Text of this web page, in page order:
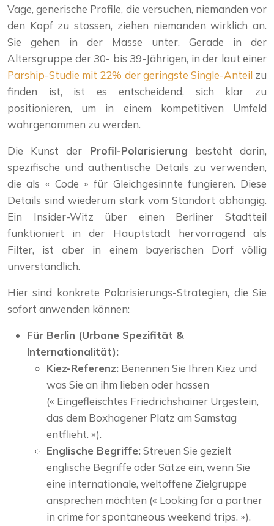
Vage, generische Profile, die versuchen, niemanden vor
den Kopf zu stossen, ziehen niemanden wirklich an.
Sie gehen in der Masse unter. Gerade in der
Altersgruppe der 30- bis 39-Jährigen, in der laut einer
Parship-Studie mit 22% der geringste Single-Anteil zu
finden ist, ist es entscheidend, sich klar zu
positionieren, um in einem kompetitiven Umfeld
wahrgenommen zu werden.
Die Kunst der Profil-Polarisierung besteht darin,
spezifische und authentische Details zu verwenden,
die als « Code » für Gleichgesinnte fungieren. Diese
Details sind wiederum stark vom Standort abhängig.
Ein Insider-Witz über einen Berliner Stadtteil
funktioniert in der Hauptstadt hervorragend als
Filter, ist aber in einem bayerischen Dorf völlig
unverständlich.
Hier sind konkrete Polarisierungs-Strategien, die Sie
sofort anwenden können:
Für Berlin (Urbane Spezifität &
Internationalität):
Kiez-Referenz: Benennen Sie Ihren Kiez und
was Sie an ihm lieben oder hassen
(« Eingefleischtes Friedrichshainer Urgestein,
das dem Boxhagener Platz am Samstag
entflieht. »).
Englische Begriffe: Streuen Sie gezielt
englische Begriffe oder Sätze ein, wenn Sie
eine internationale, weltoffene Zielgruppe
ansprechen möchten (« Looking for a partner
in crime for spontaneous weekend trips. »).